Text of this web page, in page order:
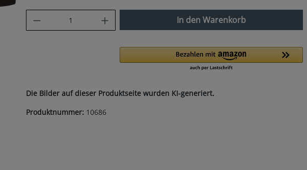
Produkt Anzahl: Gib den gewünschten Wert
In den Warenkorb
Die Bilder auf dieser Produktseite wurden KI-generiert.
Produktnummer: 10686